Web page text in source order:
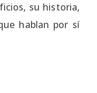
su historia,
hablan por sí